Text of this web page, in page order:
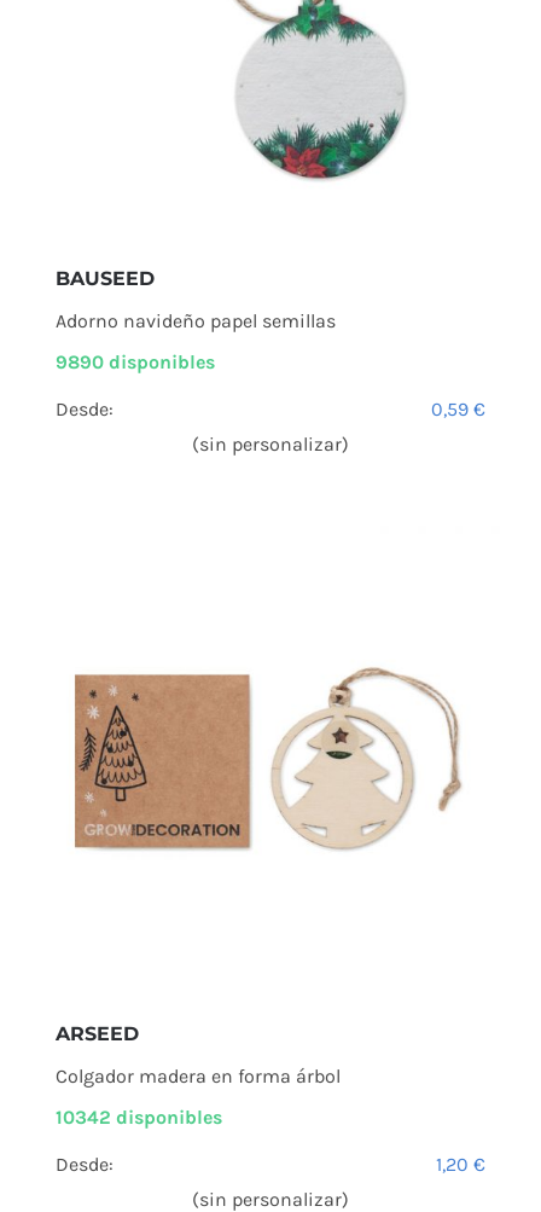
BAUSEED
Adorno navideño papel semillas
9890 disponibles
Desde: 0,59€
(sin personalizar)
ARSEED
Colgador madera en forma árbol
10342 disponibles
Desde: 1,20€
(sin personalizar)